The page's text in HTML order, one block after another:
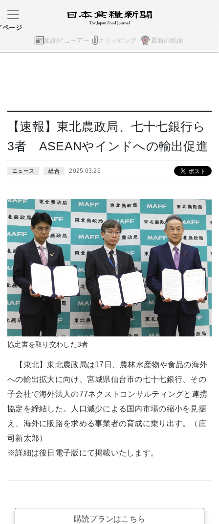
紙面ビューアー クリッピング 最新の紙面
ページ
【速報】東北農政局、七十七銀行ら
3者 ASEANやインドへの輸出促進
ニュース 総合 2025.03.26
協定書を取り交わした3者
【東北】東北農政局は17日、農林水産物や食品の海外
への輸出拡大に向け、宮城県仙台市の七十七銀行、その
子会社で海外法人の77ネクストコンサルティングと連携
協定を締結した。人口減少による国内市場の縮小を見据
え、海外に販路を求める事業者の育成に乗り出す。（庄
司新太郎）
※詳細は後日電子版にて掲載いたします。
購読プランはこちら